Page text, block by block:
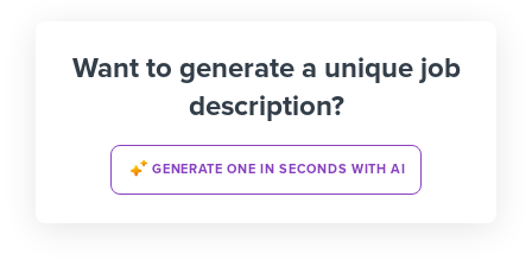
Want to generate a unique job
description?
GENERATE ONE IN SECONDS WITH AI